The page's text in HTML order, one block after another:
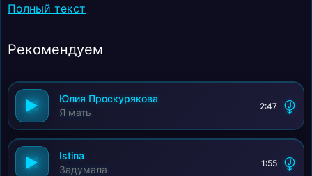
Полный текст
Рекомендуем
Юлия Проскурякова
Я мать
2:47
Istina
Задумала
1:55